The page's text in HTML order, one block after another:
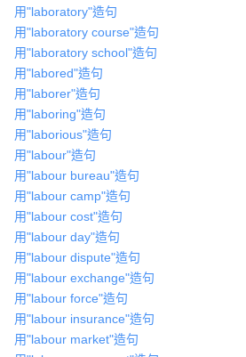
用"laboratory"造句
用"laboratory course"造句
用"laboratory school"造句
用"labored"造句
用"laborer"造句
用"laboring"造句
用"laborious"造句
用"labour"造句
用"labour bureau"造句
用"labour camp"造句
用"labour cost"造句
用"labour day"造句
用"labour dispute"造句
用"labour exchange"造句
用"labour force"造句
用"labour insurance"造句
用"labour market"造句